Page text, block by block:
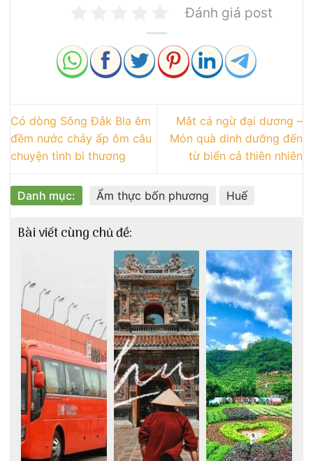
Đánh giá post
Có dòng Sông Đắk Bla êm
đềm nước chảy ấp ôm câu
chuyện tình bi thương
Mắt cá ngừ đại dương –
Món quà dinh dưỡng đến
từ biển cả thiên nhiên
Danh mục: Ẩm thực bốn phương Huế
Bài viết cùng chủ đề: